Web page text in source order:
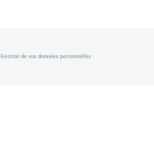
Gestion de vos données personnelles